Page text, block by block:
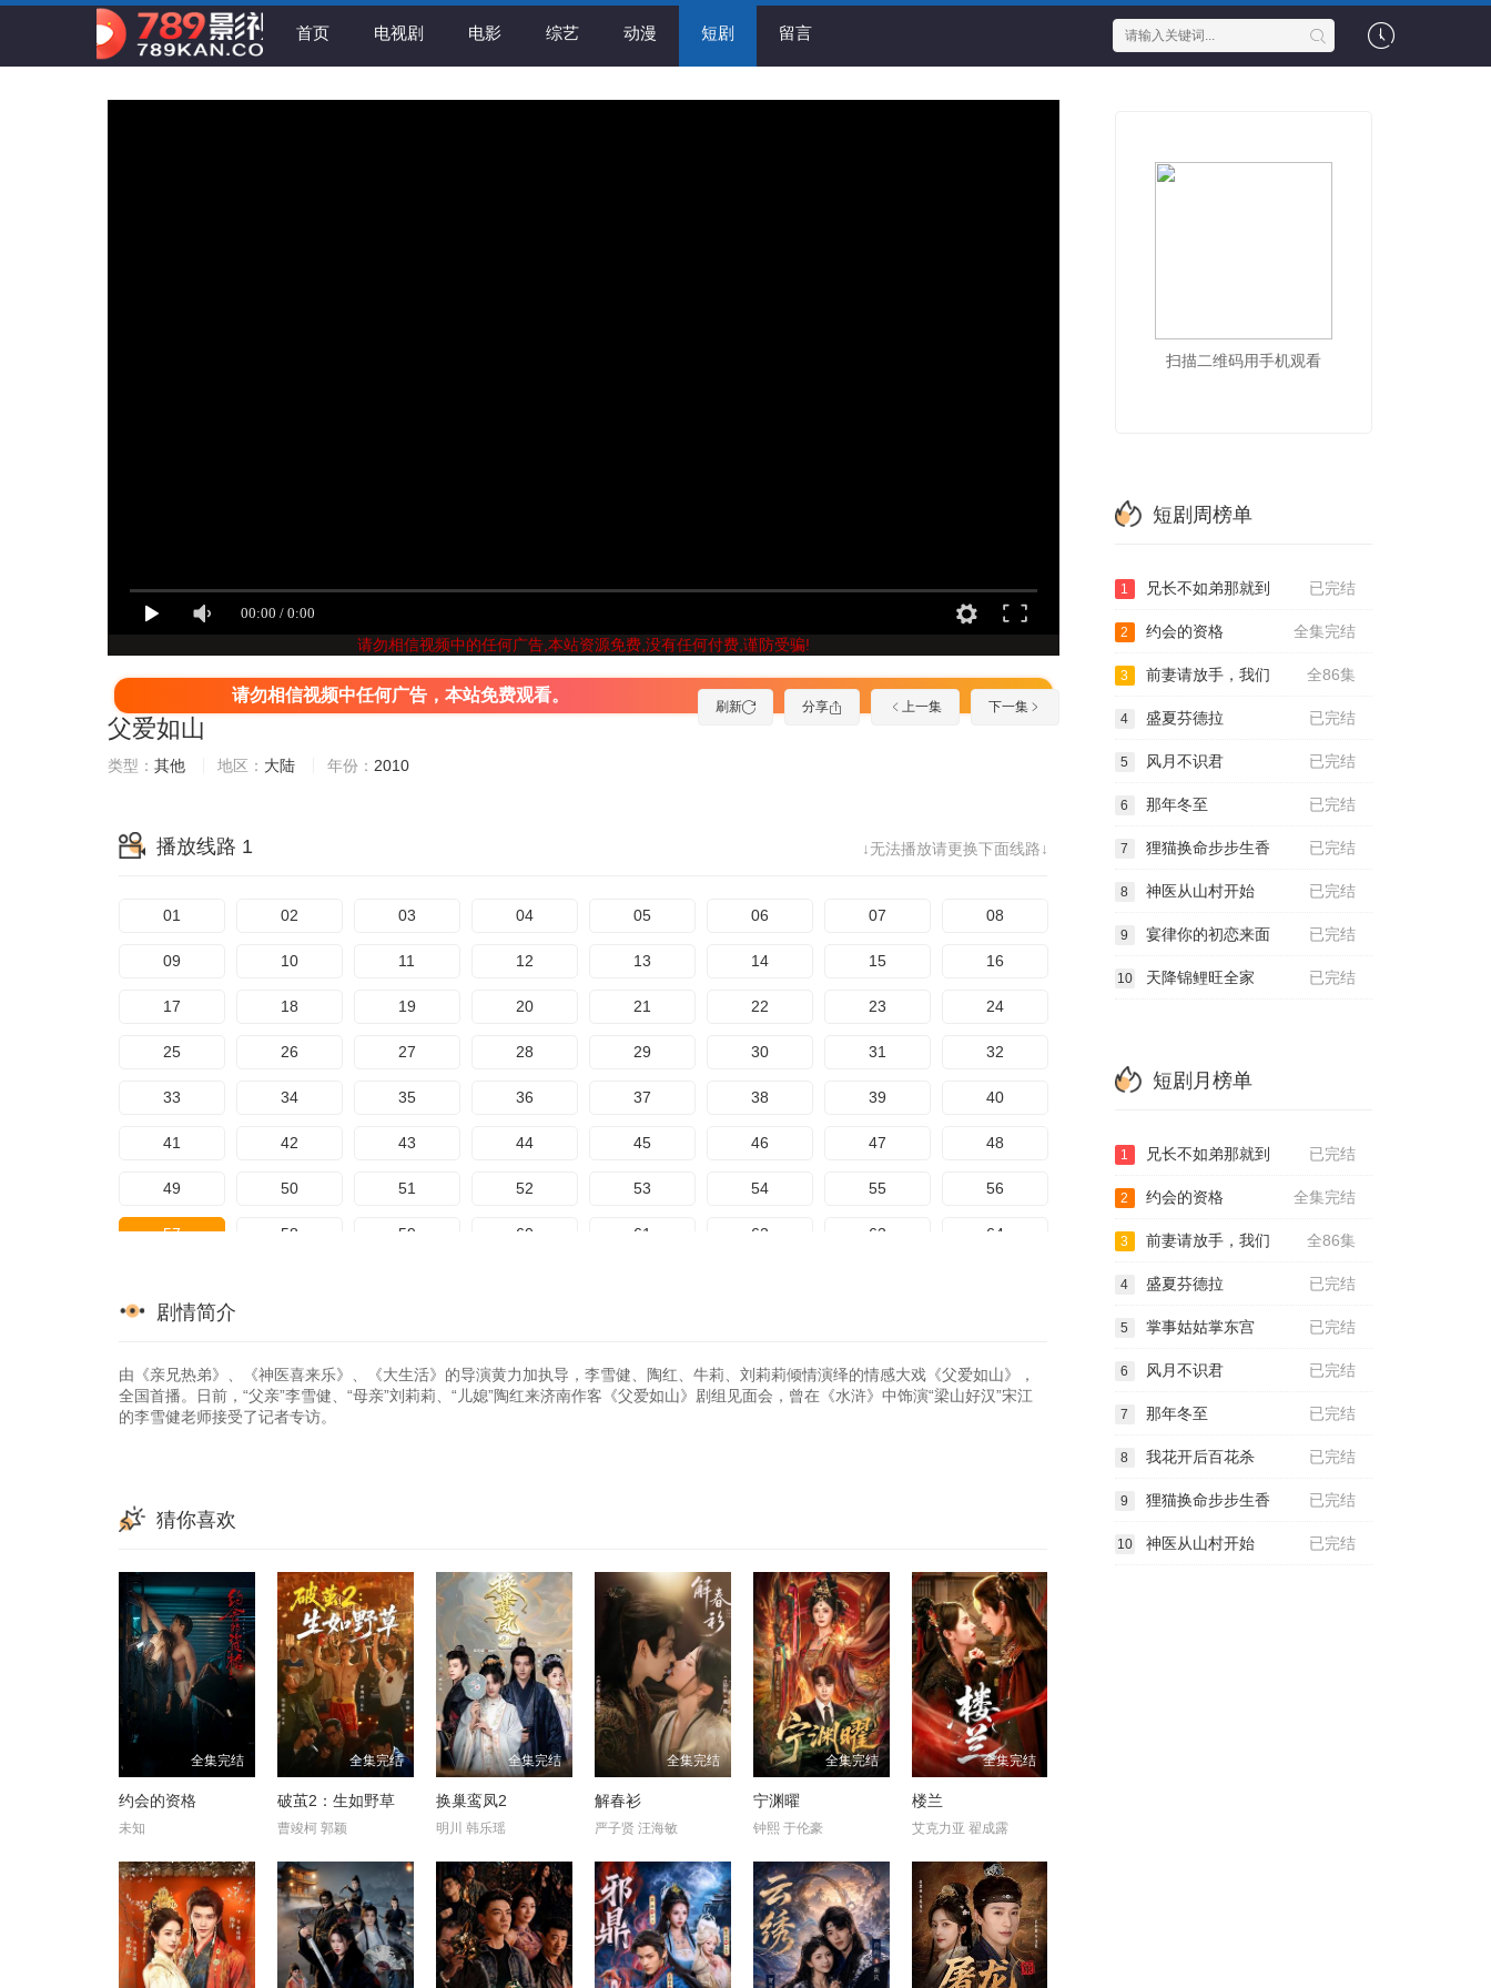
首页 电视剧 电影 综艺 动漫 短剧 留言
请勿相信视频中的任何广告,本站资源免费,没有任何付费,谨防受骗!
刷新 分享 上一集 下一集
请勿相信视频中任何广告，本站免费观看。
父爱如山
类型： 其他 地区： 大陆 年份： 2010
↓无法播放请更换下面线路↓
播放线路 1
01 02 03 04 05 06 07 08
09 10 11 12 13 14 15 16
17 18 19 20 21 22 23 24
25 26 27 28 29 30 31 32
33 34 35 36 37 38 39 40
41 42 43 44 45 46 47 48
49 50 51 52 53 54 55 56
57 58 59 60 61 62 63 64
73
81 82 83 84 85 86 87
剧情简介
由《亲兄热弟》、《神医喜来乐》、《大生活》的导演黄力加执导，李雪健、陶红、牛莉、刘莉莉倾情演绎的情感大戏《父爱如山》，
全国首播。日前，“父亲”李雪健、“母亲”刘莉莉、“儿媳”陶红来济南作客《父爱如山》剧组见面会，曾在《水浒》中饰演“梁山好汉”宋江
的李雪健老师接受了记者专访。
猜你喜欢
全集完结
约会的资格
未知
全集完结
破茧2：生如野草
曹竣柯 郭颖
全集完结
换巢鸾凤2
明川 韩乐瑶
全集完结
解春衫
严子贤 汪海敏
全集完结
宁渊曜
钟熙 于伦豪
全集完结
楼兰
艾克力亚 翟成露
扫描二维码用手机观看
短剧周榜单
已完结
1 兄长不如弟那就到
全集完结
2 约会的资格
全86集
3 前妻请放手，我们
已完结
4 盛夏芬德拉
已完结
5 风月不识君
已完结
6 那年冬至
已完结
7 狸猫换命步步生香
已完结
8 神医从山村开始
已完结
9 宴律你的初恋来面
已完结
10 天降锦鲤旺全家
短剧月榜单
已完结
1 兄长不如弟那就到
全集完结
2 约会的资格
全86集
3 前妻请放手，我们
已完结
4 盛夏芬德拉
已完结
5 掌事姑姑掌东宫
已完结
6 风月不识君
已完结
7 那年冬至
已完结
8 我花开后百花杀
已完结
9 狸猫换命步步生香
已完结
10 神医从山村开始